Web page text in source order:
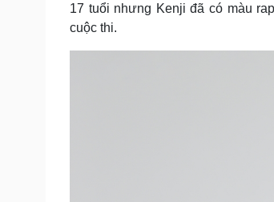
17 tuổi nhưng Kenji đã có màu
cuộc thi.